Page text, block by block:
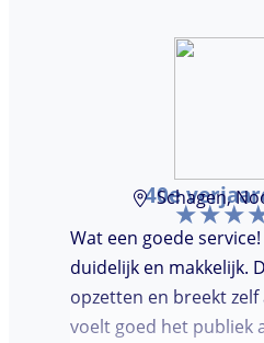
40e
Schagen,
Wat een goede
duidelijk en makkelijk.
opzetten en breekt zelf
voelt goed het publiek